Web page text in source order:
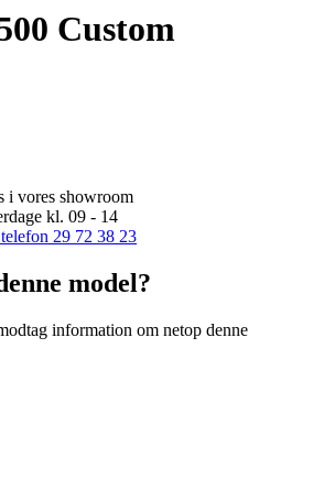
Custom
i vores showroom
kl. 09 - 14
29 72 38 23
model?
information om netop denne